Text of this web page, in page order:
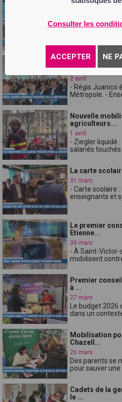
Consulter les
ACCEPTER NE
La police
3 avril
Régis Juanico
...
2 avril
- Régis Juanico
Métropole. -
Nouvelle
agriculteurs...
1 avril
- Ziegler liquidé
salariés touchés
La carte
31 mars
- Carte scolaire
enseignants et
Le premier
Etienne...
30 mars
- À Saint-Victor-
mobilisent
Premier
à ...
27 mars
Le budget
dans un
Mobilisation
Chazell...
26 mars
Des parents se
pour sauver une
Cadets de la
le ...